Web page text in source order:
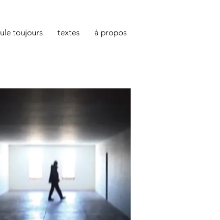
toujours textes à propos